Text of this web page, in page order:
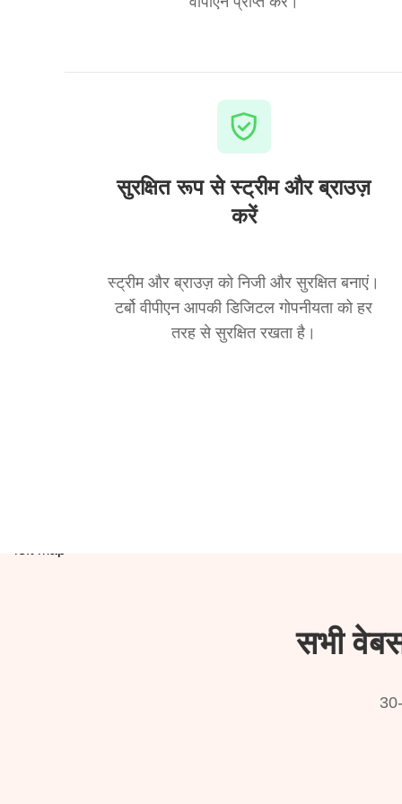
सुरक्षित रूप से स्ट्रीम और ब्राउज़
करें
स्ट्रीम और ब्राउज़ को निजी और सुरक्षित बनाएं।
टर्बो वीपीएन आपकी डिजिटल गोपनीयता को हर
तरह से सुरक्षित रखता है।
सभी